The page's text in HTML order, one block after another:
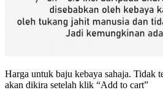
Harga untuk baju kebaya sahaja. Tidak
akan dikira setelah klik “Add to cart”